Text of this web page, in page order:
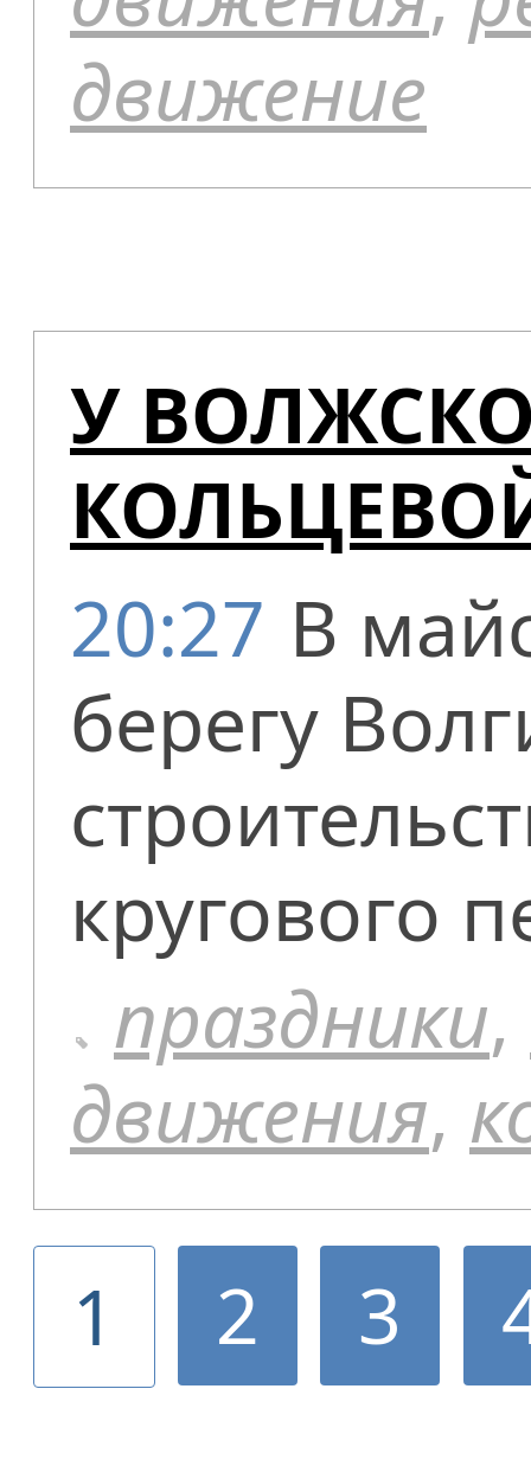
движение
У
20:27 В
берегу
кругового
праздники,
движения,
1
2 3